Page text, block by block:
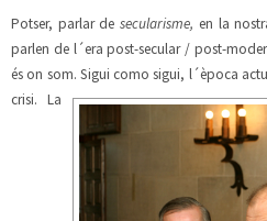
Potser, parlar desecularisme, en la
parlen de l´era post-secular / post-
és on som. Sigui como sigui, l´època
crisi. La